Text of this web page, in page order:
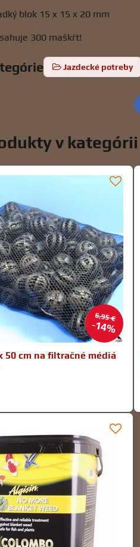
blok 15 x 15 x 20 mm
300 maškŕt!
Jazdecké potreby
v
6,95 €
14%
50 cm na filtračné médiá